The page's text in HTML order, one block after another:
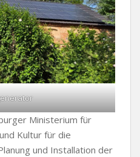
Ministerium für
Kultur für die
und Installation der